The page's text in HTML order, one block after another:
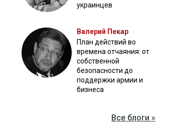
украинцев
Валерий Пекар
План действий во
времена отчаяния: от
собственной
безопасности до
поддержки армии и
бизнеса
Все блоги »